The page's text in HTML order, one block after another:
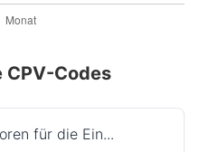
CPV-Codes
für die Ein...